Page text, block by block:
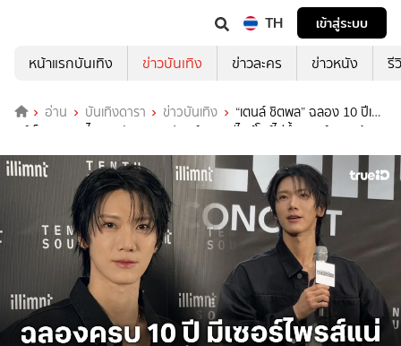
TH
เข้าสู่ระบบ
หน้าแรกบันเทิง
ข่าวบันเทิง ข่าวละคร ข่าวหนัง รี
อ่าน บันเทิงดารา ข่าวบันเทิง
“เตนล์ ชิตพล” ฉลอง 10 ปีเดบิ
วต์ ล็อคคิวบุกไทย 3 วันรวด สปอยล์แหลกดีไซน์โชว์ไม่ซ้ำ-เกสต์แถวหน้า 8